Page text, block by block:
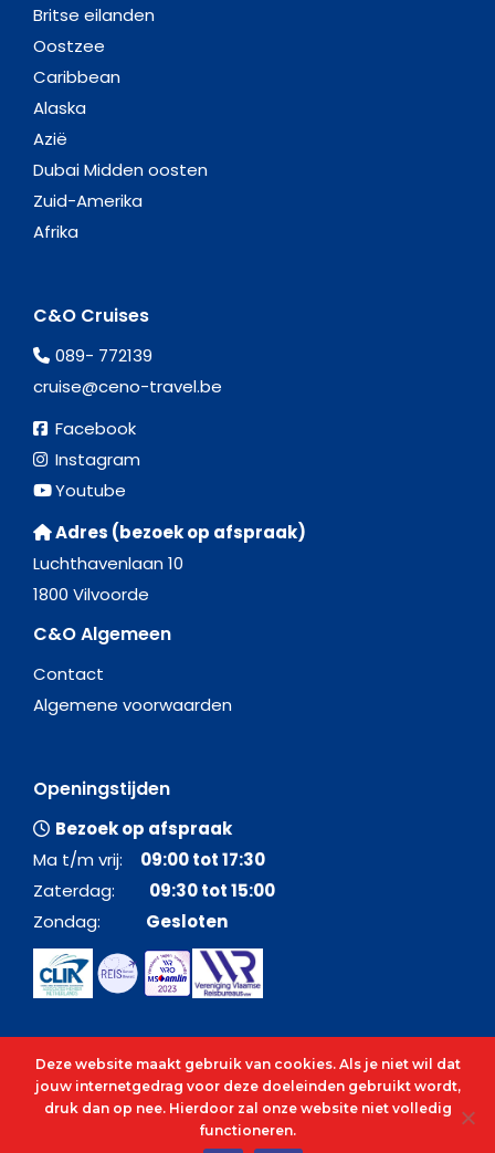
Britse eilanden
Oostzee
Caribbean
Alaska
Azië
Dubai Midden oosten
Zuid-Amerika
Afrika
C&O Cruises
089- 772139
cruise@ceno-travel.be
Facebook
Instagram
Youtube
Adres (bezoek op afspraak)
Luchthavenlaan 10
1800 Vilvoorde
C&O Algemeen
Contact
Algemene voorwaarden
Openingstijden
Bezoek op afspraak
Ma t/m vrij: 09:00 tot 17:30
Zaterdag: 09:30 tot 15:00
Zondag: Gesloten
© 2026 - Alle rechten voorbehouden - C&O Cruises
Deze website maakt gebruik van cookies. Als je niet wil dat
jouw internetgedrag voor deze doeleinden gebruikt wordt,
druk dan op nee. Hierdoor zal onze website niet volledig
functioneren.